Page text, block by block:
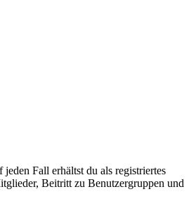
Fall erhältst du als registriertes
Beitritt zu Benutzergruppen und